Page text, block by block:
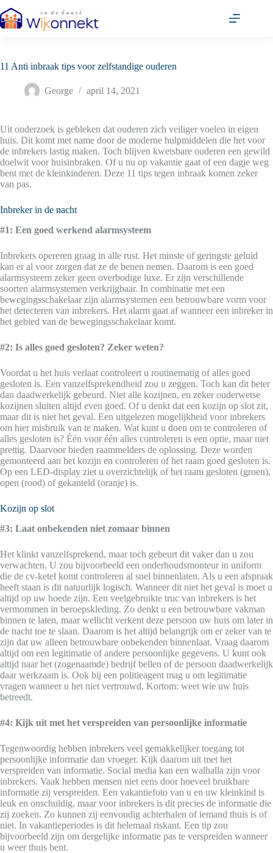
naar
de
11 Anti inbraak tips voor zelfstandige ouderen
George april 14, 2021
Uit onderzoek is gebleken dat ouderen zich veiliger voelen in eigen
huis. Dit komt met name door de moderne hulpmiddelen die het voor
de inbrekers lastig maken. Toch blijven kwetsbare ouderen een gewild
doelwit voor huisinbraken. Of u nu op vakantie gaat of een dagje weg
bent met de kleinkinderen. Deze 11 tips tegen inbraak komen zeker
van pas.
Inbreker in de nacht
#1: Een goed werkend alarmsysteem
Inbrekers opereren graag in alle rust. Het minste of geringste geluid
kan er al voor zorgen dat ze de benen nemen. Daarom is een goed
alarmsysteem zeker geen overbodige luxe. Er zijn verschillende
soorten alarmsystemen verkrijgbaar. In combinatie met een
bewegingsschakelaar zijn alarmsystemen een betrouwbare vorm voor
het detecteren van inbrekers. Het alarm gaat af wanneer een inbreker in
het gebied van de bewegingsschakelaar komt.
#2: Is alles goed gesloten? Zeker weten?
Voordat u het huis verlaat controleert u routinematig of alles goed
gesloten is. Een vanzelfsprekendheid zou u zeggen. Toch kan dit beter
dan daadwerkelijk gebeurd. Niet alle kozijnen, en zeker ouderwetse
kozijnen sluiten altijd even goed. Of u denkt dat een kozijn op slot zit,
maar dit is niet het geval. Een uitgelezen mogelijkheid voor inbrekers
om hier misbruik van te maken. Wat kunt u doen om te controleren of
alles gesloten is? Één voor één alles controleren is een optie, maar niet
prettig. Daarvoor bieden raammelders de oplossing. Deze worden
gemonteerd aan het kozijn en controleren of het raam goed gesloten is.
Op een LED-display ziet u overzichtelijk of het raam gesloten (groen),
open (rood) of gekanteld (oranje) is.
Kozijn op slot
#3: Laat onbekenden niet zomaar binnen
Het klinkt vanzelfsprekend, maar toch gebeurt dit vaker dan u zou
verwachten. U zou bijvoorbeeld een onderhoudsmonteur in uniform
die de cv-ketel komt controleren al snel binnenlaten. Als u een afspraak
heeft staan is dit natuurlijk logisch. Wanneer dit niet het geval is moet u
altijd op uw hoede zijn. Een veelgebruikte truc van inbrekers is het
vermommen in beroepskleding. Zo denkt u een betrouwbare vakman
binnen te laten, maar wellicht verkent deze persoon uw huis om later in
de nacht toe te slaan. Daarom is het altijd belangrijk om er zeker van te
zijn dat uw alleen betrouwbare onbekenden binnenlaat. Vraag daarom
altijd om een legitimatie of andere persoonlijke gegevens. U kunt ook
altijd naar het (zogenaamde) bedrijf bellen of de persoon daadwerkelijk
daar werkzaam is. Ook bij een politieagent mag u om legitimatie
vragen wanneer u het niet vertrouwd. Kortom: weet wie uw huis
betreedt.
#4: Kijk uit met het verspreiden van persoonlijke informatie
Tegenwoordig hebben inbrekers veel gemakkelijker toegang tot
persoonlijke informatie dan vroeger. Kijk daarom uit met het
verspreiden van informatie. Social media kan een walhalla zijn voor
inbrekers. Vaak hebben mensen niet eens door hoeveel bruikbare
informatie zij verspreiden. Een vakantiefoto van u en uw kleinkind is
leuk en onschuldig, maar voor inbrekers is dit precies de informatie die
zij zoeken. Zo kunnen zij eenvoudig achterhalen of iemand thuis is of
niet. In vakantieperiodes is dit helemaal riskant. Een tip zou
bijvoorbeeld zijn om dergelijke informatie pas te verspreiden wanneer
u weer thuis bent.